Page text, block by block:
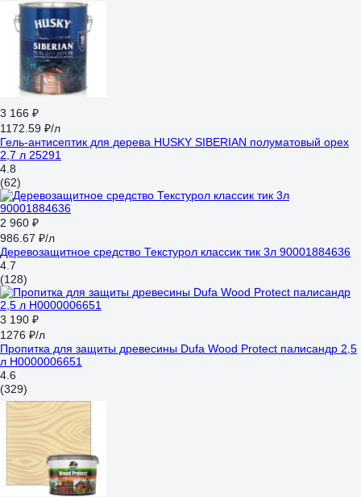
3 166 ₽
1172.59 ₽/л
Гель-антисептик для дерева HUSKY SIBERIAN полуматовый орех
2,7 л 25291
4.8
(62)
2 960 ₽
986.67 ₽/л
Деревозащитное средство Текстурол классик тик 3л 90001884636
4.7
(128)
3 190 ₽
1276 ₽/л
Пропитка для защиты древесины Dufa Wood Protect палисандр 2,5
л Н0000006651
4.6
(329)